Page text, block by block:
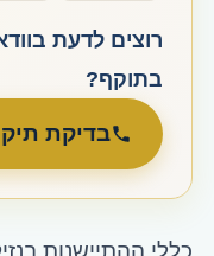
רוצים לדעת
בתוקף?
בדיקת תיק חינם:
כללי ההתיישנות